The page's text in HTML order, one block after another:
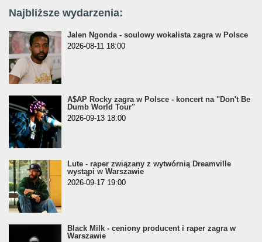
Najbliższe wydarzenia:
Jalen Ngonda - soulowy wokalista zagra w Polsce
2026-08-11 18:00
A$AP Rocky zagra w Polsce - koncert na "Don't Be
Dumb World Tour"
2026-09-13 18:00
Lute - raper związany z wytwórnią Dreamville
wystąpi w Warszawie
2026-09-17 19:00
Black Milk - ceniony producent i raper zagra w
Warszawie